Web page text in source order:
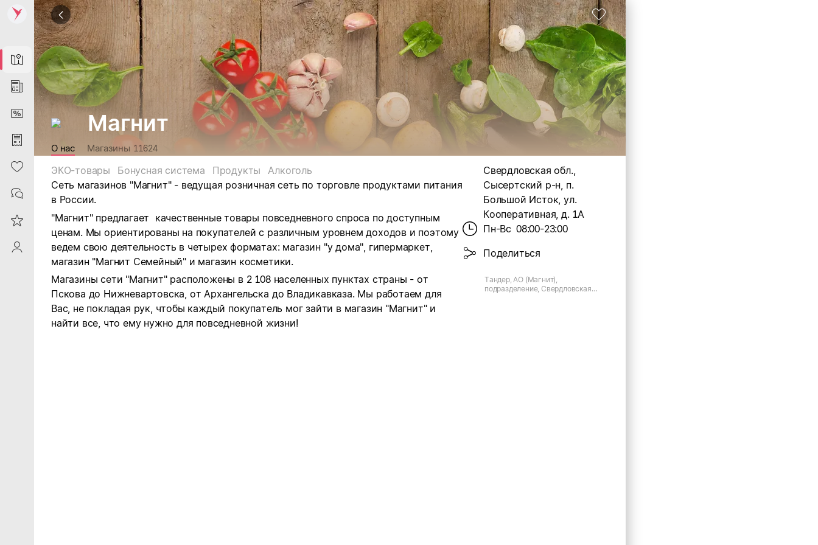
Map
News
DiscountCard
Purchases
Heart
Contacts
Reviews
ProfileSaby
Магнит
О нас Магазины 11624
ЭКО-товары Бонусная система Продукты
Алкоголь
Сеть магазинов "Магнит" - ведущая розничная сеть по торговле продуктами питания
в России.
"Магнит" предлагает качественные товары повседневного спроса по доступным
ценам. Мы ориентированы на покупателей с различным уровнем доходов и поэтому
ведем свою деятельность в четырех форматах: магазин "у дома", гипермаркет,
магазин "Магнит Семейный" и магазин косметики.
Магазины сети "Магнит" расположены в 2 108 населенных пунктах страны - от
Пскова до Нижневартовска, от Архангельска до Владикавказа. Мы работаем для
Вас, не покладая рук, чтобы каждый покупатель мог зайти в магазин "Магнит" и
найти все, что ему нужно для повседневной жизни!
Свердловская обл.,
Сысертский р-н, п.
Большой Исток, ул.
Кооперативная, д. 1А
Пн-Вс 08:00-23:00
Поделиться
Тандер, АО (Магнит),
подразделение, Свердловская